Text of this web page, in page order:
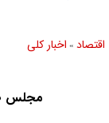
اقتصاد » اخبار کلی
مجلس